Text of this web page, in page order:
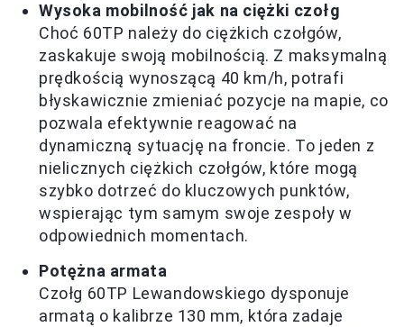
Wysoka mobilność jak na ciężki czołg
Choć 60TP należy do ciężkich czołgów,
zaskakuje swoją mobilnością. Z maksymalną
prędkością wynoszącą 40 km/h, potrafi
błyskawicznie zmieniać pozycje na mapie, co
pozwala efektywnie reagować na
dynamiczną sytuację na froncie. To jeden z
nielicznych ciężkich czołgów, które mogą
szybko dotrzeć do kluczowych punktów,
wspierając tym samym swoje zespoły w
odpowiednich momentach.
Potężna armata
Czołg 60TP Lewandowskiego dysponuje
armatą o kalibrze 130 mm, która zadaje